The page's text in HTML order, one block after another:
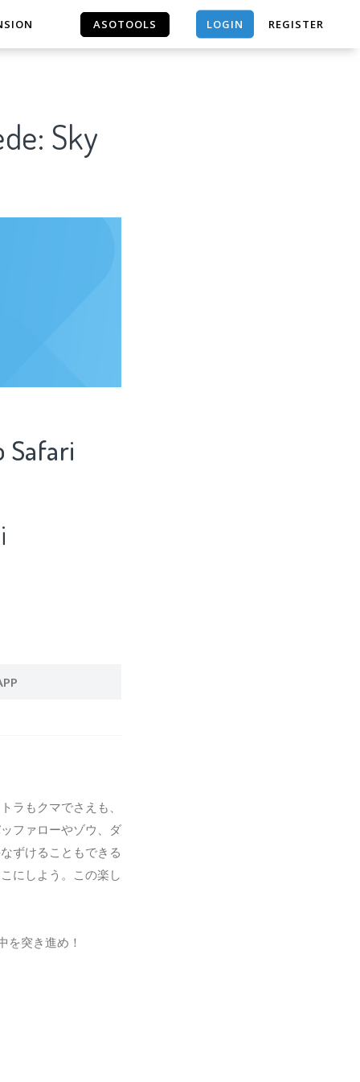
ASOTOOLS LOGIN REGISTER
Sky
Safari
ラもクマでさえも、
ファローやゾウ、ダ
ずけることもできる
にしよう。この楽し
を突き進め！